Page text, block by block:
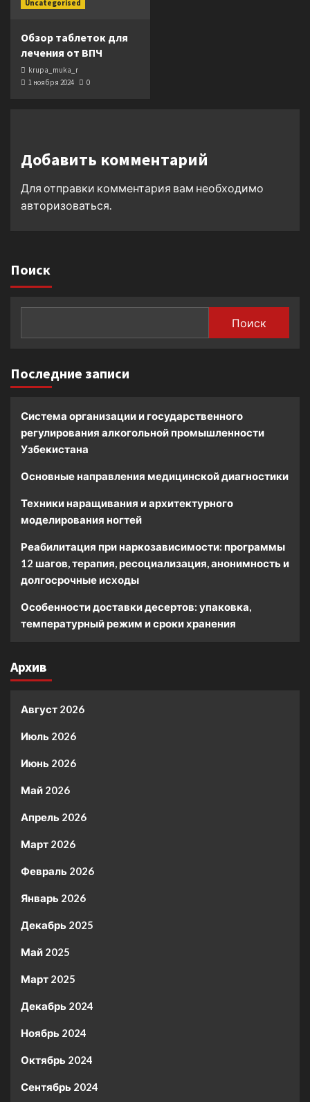
Uncategorised
Обзор таблеток для
лечения от ВПЧ
krupa_muka_r
1 ноября 2024
0
Добавить комментарий
Для отправки комментария вам необходимо
авторизоваться.
Поиск
Поиск
Последние записи
Система организации и государственного
регулирования алкогольной промышленности
Узбекистана
Основные направления медицинской диагностики
Техники наращивания и архитектурного
моделирования ногтей
Реабилитация при наркозависимости: программы
12 шагов, терапия, ресоциализация, анонимность и
долгосрочные исходы
Особенности доставки десертов: упаковка,
температурный режим и сроки хранения
Архив
Август 2026
Июль 2026
Июнь 2026
Май 2026
Апрель 2026
Март 2026
Февраль 2026
Январь 2026
Декабрь 2025
Май 2025
Март 2025
Декабрь 2024
Ноябрь 2024
Октябрь 2024
Сентябрь 2024